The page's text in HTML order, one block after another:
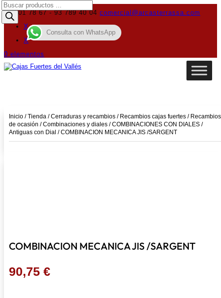
619 01 78 67 - 93 789 40 04 comercial@arcasterrassa.com
X
X
0 elementos
Búsqueda
de
productos
Inicio /Tienda /Cerraduras y recambios / Recambios cajas fuertes / Recambios
de ocasión /Combinaciones y diales /COMBINACIONES CON DIALES /
Antiguas con Dial / COMBINACION MECANICA JIS /SARGENT
COMBINACION MECANICA JIS /SARGENT
90,75 €
Consulta con WhatsApp